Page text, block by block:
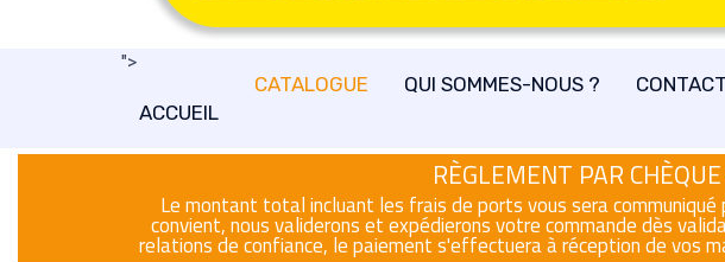
">
ACCUEIL
CATALOGUE QUI SOMMES-NOUS ? CONTACT
RÈGLEMENT PAR
Le montant total incluant les frais de ports vous sera
convient, nous validerons et expédierons votre commande dès
relations de confiance, le paiement s'effectuera à réception de vos